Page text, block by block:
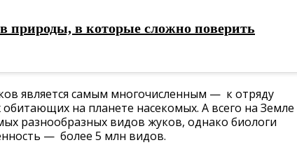
природы, в которые сложно поверить
является самым многочисленным — к отряду
обитающих на планете насекомых. А всего на Земле
разнообразных видов жуков, однако биологи
— более 5 млн видов.